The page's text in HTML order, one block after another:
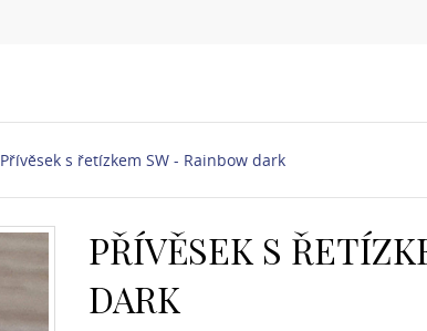
Přívěsek s řetízkem SW - Rainbow dark
PŘÍVĚSEK S
DARK